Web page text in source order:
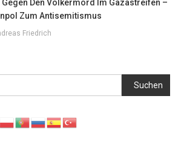
Den Völkermord Im Gazastreifen –
Zum Antisemitismus
Friedrich
Suchen